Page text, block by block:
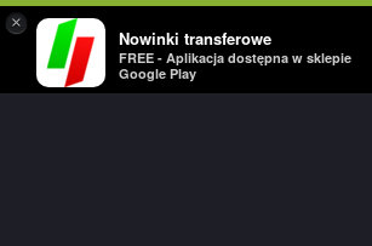
×
Nowinki transferowe
FREE - Aplikacja dostępna w sklepie
Google Play